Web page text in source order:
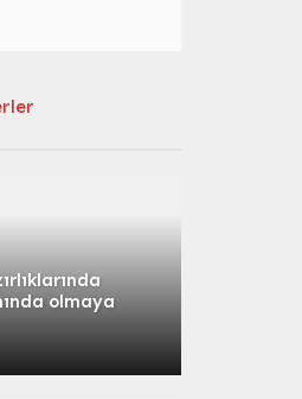
olmaya